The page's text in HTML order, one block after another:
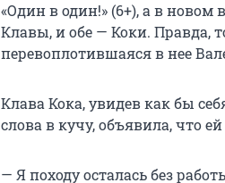
«Один в один!» (6+), а в новом
Клавы, и обе — Коки. Правда,
перевоплотившаяся в нее
Клава Кока, увидев как бы
слова в кучу, объявила, что
— Я походу осталась без